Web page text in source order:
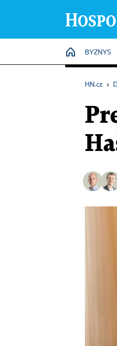
HOME
BYZNYS
HN.cz ›